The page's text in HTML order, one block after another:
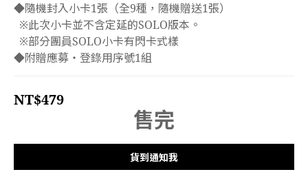
◆隨機封入小卡1張（全9種，隨機贈送1張）
  ※此次小卡並不含定延的SOLO版本。
  ※部分團員SOLO小卡有閃卡式樣
◆附贈應募・登錄用序號1組
NT$479
售完
貨到通知我